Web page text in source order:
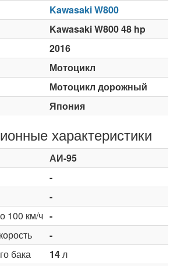
Kawasaki W800
Kawasaki W800 48 hp
2016
Мотоцикл
Мотоцикл дорожный
Япония
характеристики
АИ-95
-
-
100 км/ч -
-
бака
14л